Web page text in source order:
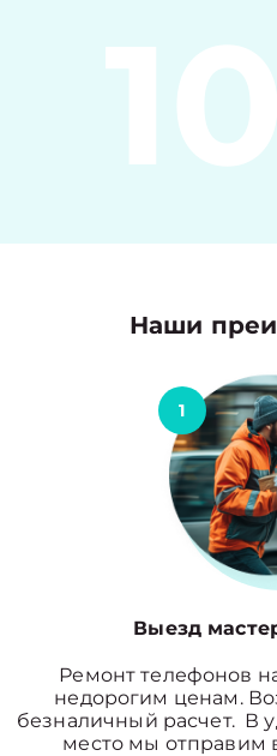
Наши
1
Выезд
Ремонт телефонов
недорогим ценам.
безналичный расчет. В
место мы отправим